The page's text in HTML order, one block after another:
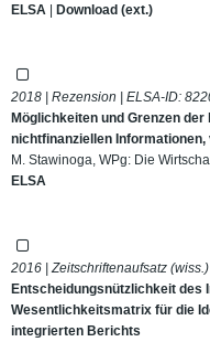
ELSA | Download (ext.)
2018 | Rezension | ELSA-ID:
Möglichkeiten und Grenzen
nichtfinanziellen Informationen,
M. Stawinoga, WPg: Die
ELSA
2016 | Zeitschriftenaufsatz
Entscheidungsnützlichkeit des
Wesentlichkeitsmatrix für die
integrierten Berichts